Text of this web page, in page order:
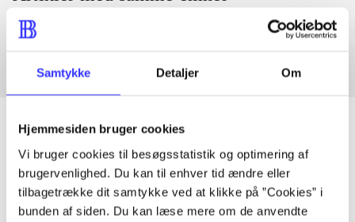
Samtykke Detaljer Om
Hjemmesiden bruger cookies
Vi bruger cookies til besøgsstatistik og optimering af
brugervenlighed. Du kan til enhver tid ændre eller
tilbagetrække dit samtykke ved at klikke på ”Cookies” i
bunden af siden. Du kan læse mere om de anvendte
Fra
Artikler
Alle registrerede artikler fordelt på udgivelser